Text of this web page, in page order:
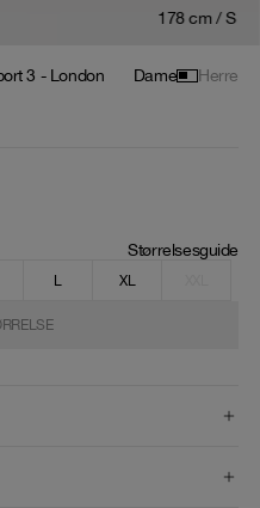
178 cm / S
3 - London
Dame Herre
Størrelsesguide
L XL